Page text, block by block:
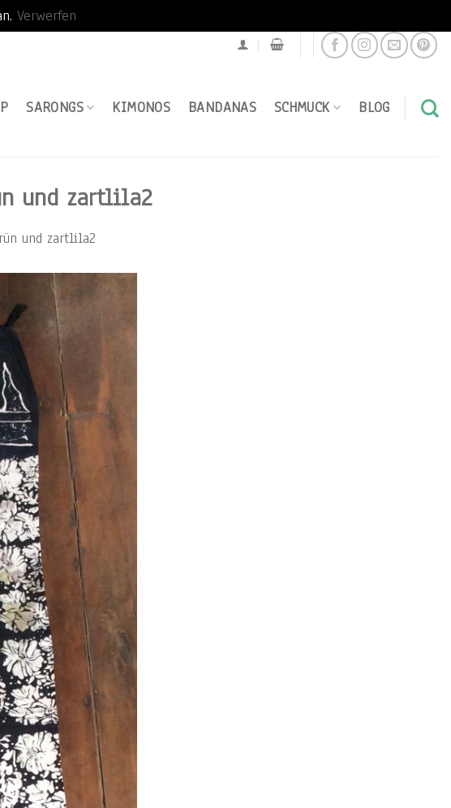
Verwerfen
SARONGS KIMONOS BANDANAS SCHMUCK BLOG
und zartlila2
und zartlila2